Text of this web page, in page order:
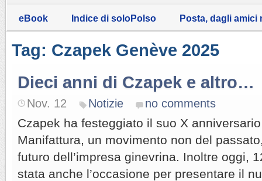
eBook Indice di soloPolso Posta, dagli amici
Tag: Czapek Genève 2025
Dieci anni di Czapek e altro…
Nov. 12 Notizie no comments
Czapek ha festeggiato il suo X
Manifattura, un movimento non del
futuro dell’impresa ginevrina. Inoltre oggi,
stata anche l’occasione per presentare il